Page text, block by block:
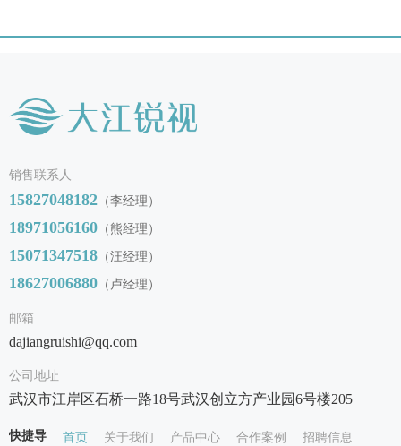
销售联系人
15827048182 （李经理）
18971056160 （熊经理）
15071347518 （汪经理）
18627006880 （卢经理）
邮箱
dajiangruishi@qq.com
公司地址
武汉市江岸区石桥一路18号武汉创立方产业园6号楼205
快捷导
首页 关于我们 产品中心 合作案例
招聘信息